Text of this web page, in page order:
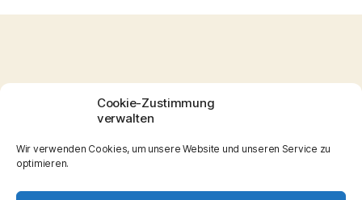
Cookie-Zustimmung
verwalten
Wir verwenden Cookies, um unsere Website und unseren Service zu
optimieren.